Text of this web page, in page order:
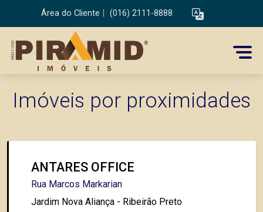
Área do Cliente (016) 2111-8888
Imóveis por proximidades
ANTARES OFFICE
Rua Marcos Markarian
Jardim Nova Aliança - Ribeirão Preto